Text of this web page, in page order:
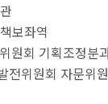
보좌역
원회 기획조정분
전위원회 자문위